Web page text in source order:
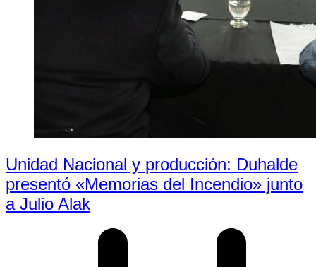
Unidad Nacional y producción: Duhalde
presentó «Memorias del Incendio» junto
a Julio Alak